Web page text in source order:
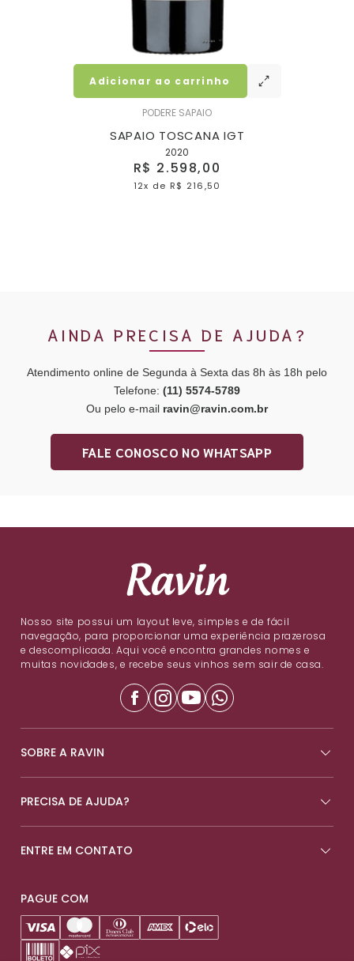
PODERE SAPAIO
SAPAIO TOSCANA IGT
2020
R$ 2.598,00
12x de R$ 216,50
Adicionar ao carrinho
AINDA PRECISA DE AJUDA?
Atendimento online de Segunda à Sexta das 8h às 18h pelo
Telefone: (11) 5574-5789
Ou pelo e-mail ravin@ravin.com.br
FALE CONOSCO NO WHATSAPP
Nosso site possui um layout leve, simples e de fácil
navegação, para proporcionar uma experiência prazerosa
e descomplicada. Aqui você encontra grandes nomes e
muitas novidades, e recebe seus vinhos sem sair de casa.
SOBRE A RAVIN
PRECISA DE AJUDA?
ENTRE EM CONTATO
PAGUE COM